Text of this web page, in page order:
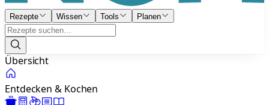
Rezepte Wissen Tools Planen
Übersicht
Entdecken & Kochen